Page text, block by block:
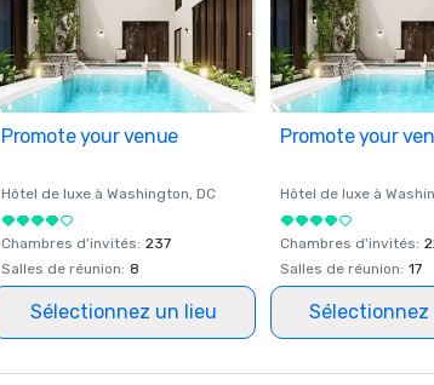
Promote your venue
Hôtel de luxe à Washington, DC
Chambres d'invités: 237
Salles de réunion: 8
Sélectionnez un lieu
Promote your
Hôtel de luxe à
Chambres d'invités:
Salles de réunion: 17
Sélectionnez